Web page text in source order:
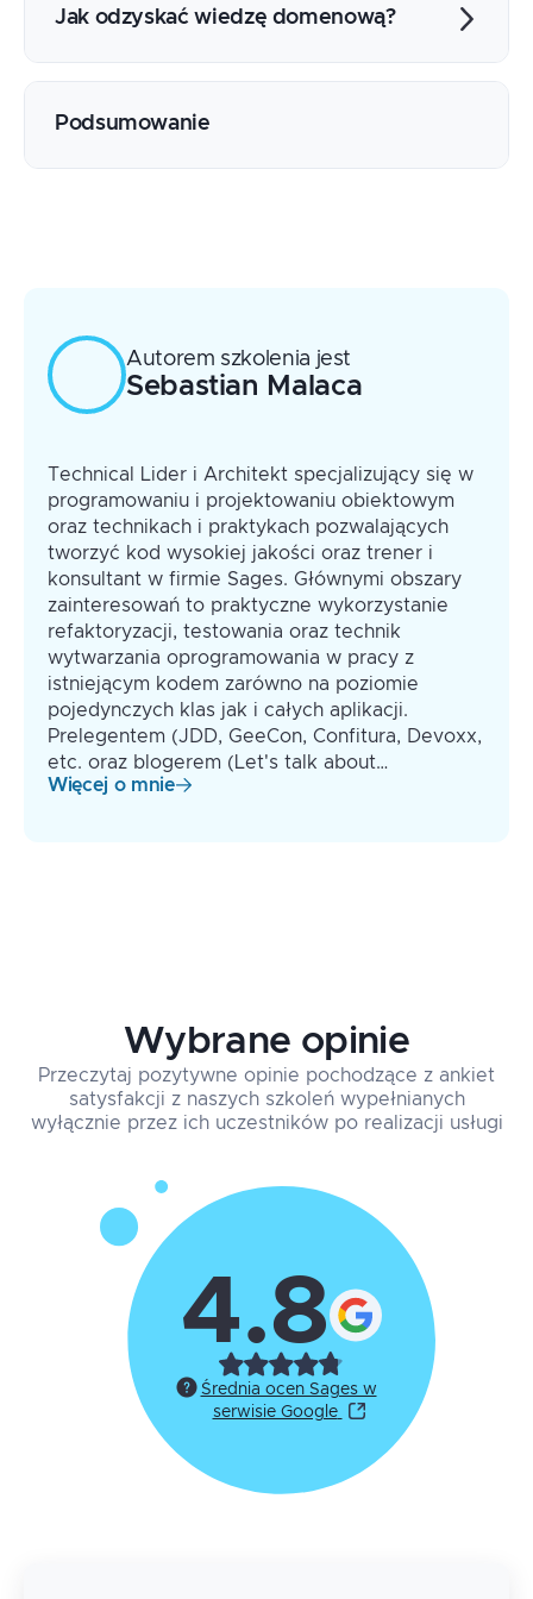
Query
Jak odzyskać wiedzę domenową?
Definiowanie Factory
Podsumowanie
Autorem szkolenia jest
Sebastian Malaca
Technical Lider i Architekt specjalizujący się w
programowaniu i projektowaniu obiektowym
oraz technikach i praktykach pozwalających
tworzyć kod wysokiej jakości oraz trener i
konsultant w firmie Sages. Głównymi obszary
zainteresowań to praktyczne wykorzystanie
refaktoryzacji, testowania oraz technik
wytwarzania oprogramowania w pracy z
istniejącym kodem zarówno na poziomie
pojedynczych klas jak i całych aplikacji.
Prelegentem (JDD, GeeCon, Confitura, Devoxx,
etc. oraz blogerem (Let's talk about…
Więcej o mnie
Wybrane opinie
Przeczytaj pozytywne opinie pochodzące z ankiet
satysfakcji z naszych szkoleń wypełnianych
wyłącznie przez ich uczestników po realizacji usługi
4.8
Średnia ocen Sages w
serwisie Google